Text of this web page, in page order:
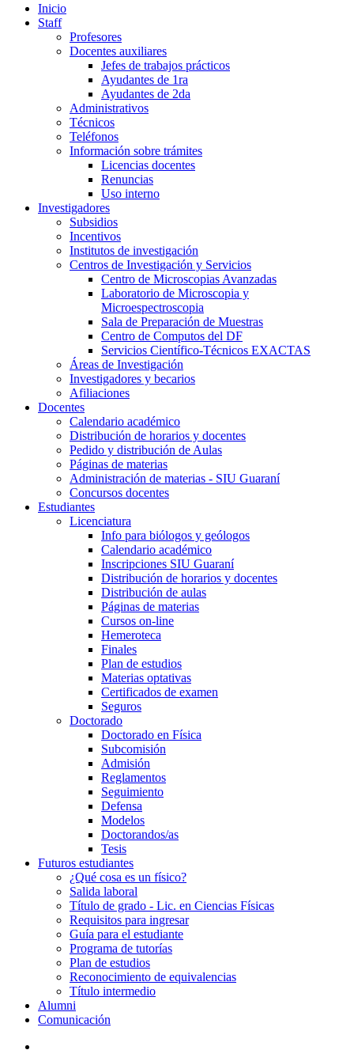
Inicio
Staff
Profesores
Docentes auxiliares
Jefes de trabajos prácticos
Ayudantes de 1ra
Ayudantes de 2da
Administrativos
Técnicos
Teléfonos
Información sobre trámites
Licencias docentes
Renuncias
Uso interno
Investigadores
Subsidios
Incentivos
Institutos de investigación
Centros de Investigación y Servicios
Centro de Microscopias Avanzadas
Laboratorio de Microscopia y
Microespectroscopia
Sala de Preparación de Muestras
Centro de Computos del DF
Servicios Científico-Técnicos EXACTAS
Áreas de Investigación
Investigadores y becarios
Afiliaciones
Docentes
Calendario académico
Distribución de horarios y docentes
Pedido y distribución de Aulas
Páginas de materias
Administración de materias - SIU Guaraní
Concursos docentes
Estudiantes
Licenciatura
Info para biólogos y geólogos
Calendario académico
Inscripciones SIU Guaraní
Distribución de horarios y docentes
Distribución de aulas
Páginas de materias
Cursos on-line
Hemeroteca
Finales
Plan de estudios
Materias optativas
Certificados de examen
Seguros
Doctorado
Doctorado en Física
Subcomisión
Admisión
Reglamentos
Seguimiento
Defensa
Modelos
Doctorandos/as
Tesis
Futuros estudiantes
¿Qué cosa es un físico?
Salida laboral
Título de grado - Lic. en Ciencias Físicas
Requisitos para ingresar
Guía para el estudiante
Programa de tutorías
Plan de estudios
Reconocimiento de equivalencias
Título intermedio
Alumni
Comunicación